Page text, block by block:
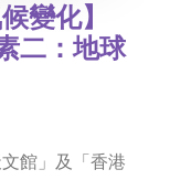
變化】
二：地球
館」及「香港